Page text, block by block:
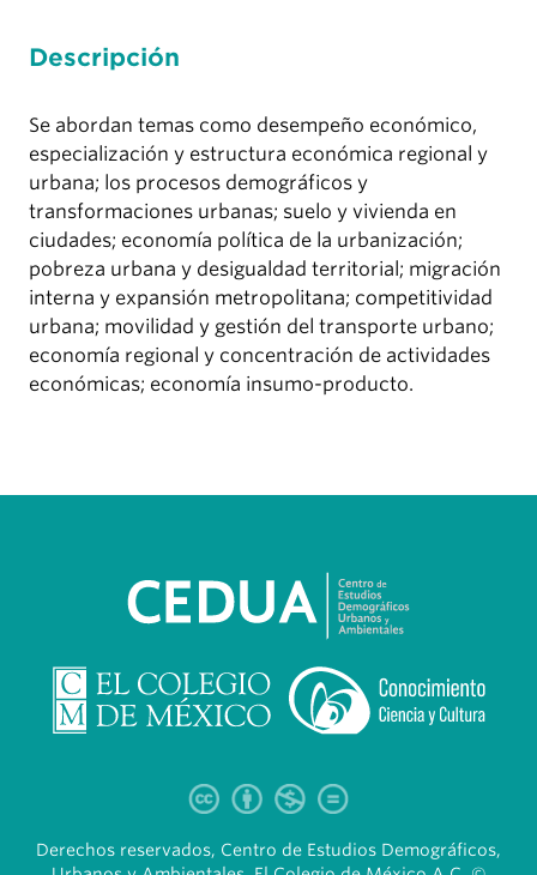
Descripción
Se abordan temas como desempeño económico,
especialización y estructura económica regional y
urbana; los procesos demográficos y
transformaciones urbanas; suelo y vivienda en
ciudades; economía política de la urbanización;
pobreza urbana y desigualdad territorial; migración
interna y expansión metropolitana; competitividad
urbana; movilidad y gestión del transporte urbano;
economía regional y concentración de actividades
económicas; economía insumo-producto.
Derechos reservados, Centro de Estudios Demográficos,